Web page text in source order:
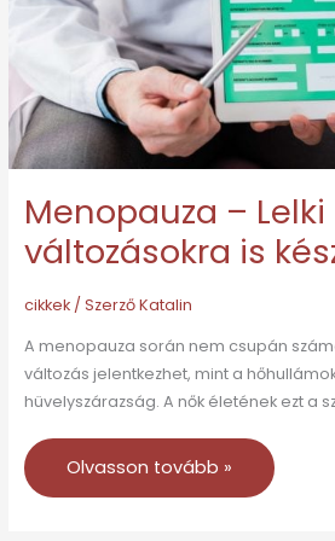
Menopauza – Lelki
változásokra is
cikkek/ SzerzőKatalin
A menopauza során nem csupán
változás jelentkezhet, mint a
hüvelyszárazság. A nők életének ezt a
készülni
kell
Olvasson tovább »